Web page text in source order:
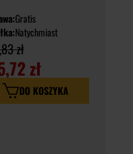
Gratis
Natychmiast
zł
zł
DO KOSZYKA